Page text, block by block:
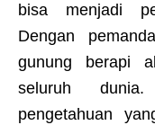
bisa menjadi
Dengan
gunung berapi
seluruh
pengetahuan